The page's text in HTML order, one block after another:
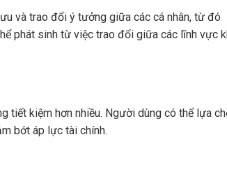
và trao đổi ý tưởng giữa các cá nhân, từ đó
phát sinh từ việc trao đổi giữa các lĩnh vực
tiết kiệm hơn nhiều. Người dùng có thể lựa
bớt áp lực tài chính.